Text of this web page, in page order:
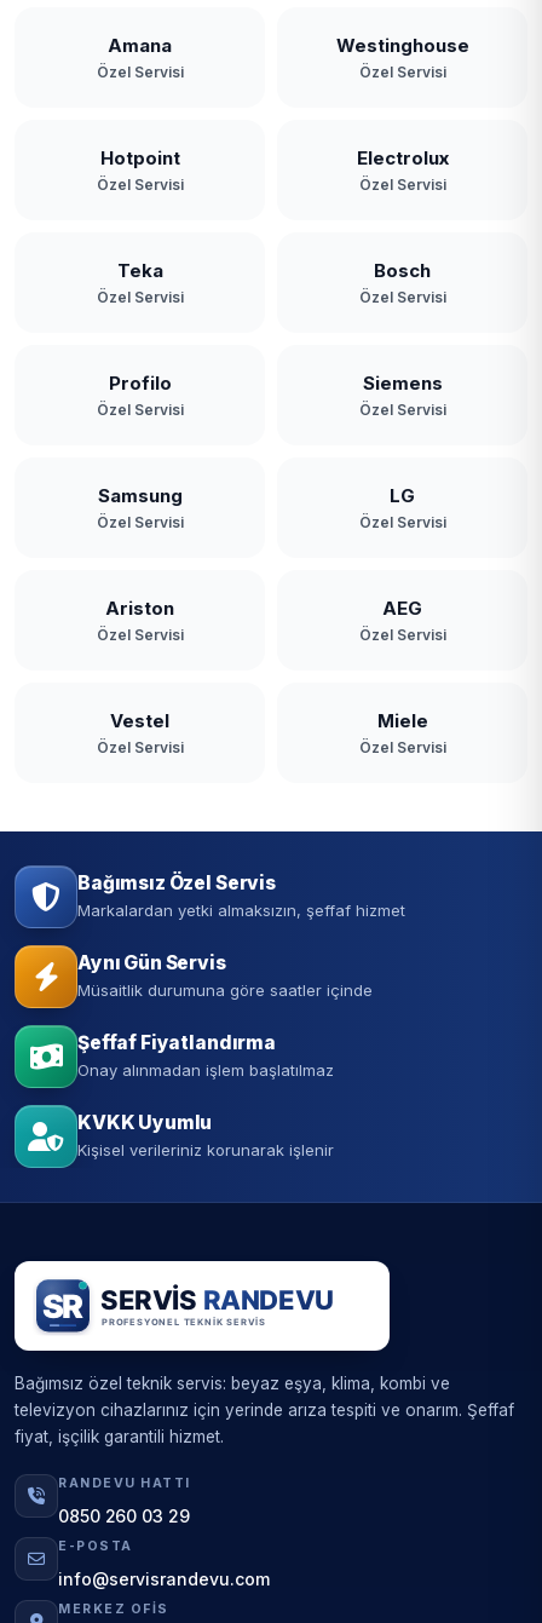
Amana
Özel Servisi
Westinghouse
Özel Servisi
Hotpoint
Özel Servisi
Electrolux
Özel Servisi
Teka
Özel Servisi
Bosch
Özel Servisi
Profilo
Özel Servisi
Siemens
Özel Servisi
Samsung
Özel Servisi
LG
Özel Servisi
Ariston
Özel Servisi
AEG
Özel Servisi
Vestel
Özel Servisi
Miele
Özel Servisi
Bağımsız Özel Servis
Markalardan yetki almaksızın, şeffaf hizmet
Aynı Gün Servis
Müsaitlik durumuna göre saatler içinde
Şeffaf Fiyatlandırma
Onay alınmadan işlem başlatılmaz
KVKK Uyumlu
Kişisel verileriniz korunarak işlenir
Bağımsız özel teknik servis: beyaz eşya, klima, kombi ve
televizyon cihazlarınız için yerinde arıza tespiti ve onarım. Şeffaf
fiyat, işçilik garantili hizmet.
RANDEVU HATTI
0850 260 03 29
E-POSTA
info@servisrandevu.com
MERKEZ OFIS